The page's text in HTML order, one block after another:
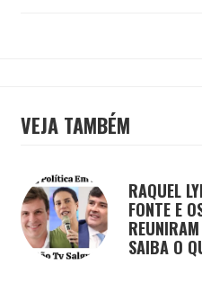
VEJA TAMBÉM
RAQUEL
FONTE E
SAIBA O